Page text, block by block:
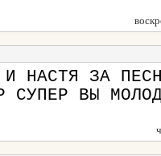
НАСТЯ ЗА
СУПЕР ВЫ